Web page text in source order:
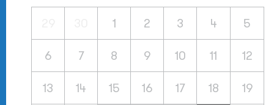
1 2 3 4 5
6 7 8 9 10 11 12
13 14 15 16 17 18 19